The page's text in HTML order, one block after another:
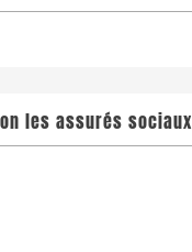
les assurés sociaux